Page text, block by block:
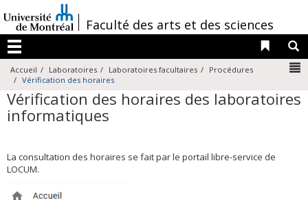
au
contenu
/Faculté des arts et des sciences
Menu
Liens
Accueil Laboratoires Laboratoires facultaires
Procédures
Vérification des horaires
Vérification des horaires des laboratoires
informatiques
La consultation des horaires se fait par le portail libre-service de
LOCUM.